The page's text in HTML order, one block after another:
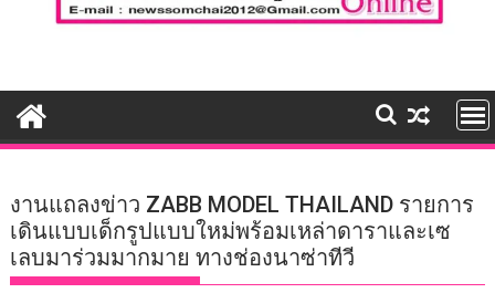
งานแถลงข่าว ZABB MODEL THAILAND รายการ
เดินแบบเด็กรูปแบบใหม่พร้อมเหล่าดาราและเซ
เลบมาร่วมมากมาย ทางช่องนาซ่าทีวี